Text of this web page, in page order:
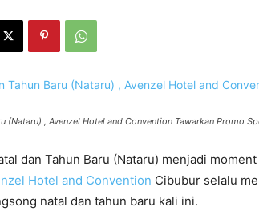
(Nataru) , Avenzel Hotel and Convention Tawarkan Promo
dan Tahun Baru (Nataru) menjadi
Hotel and Convention Cibubur selalu
natal dan tahun baru kali ini.